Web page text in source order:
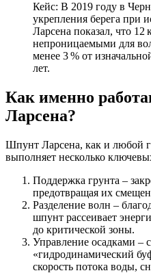
Кейс: В 2019 году в
укрепления берега при
Ларсена показал, что 12
непроницаемыми для
менее 3 % от
лет.
Как именно
Ларсена?
Шпунт Ларсена, как и любой
выполняет несколько
Поддержка грунта –
предотвращая их
Разделение волн –
шпунт рассеивает
до критической зоны.
Управление осадками –
«гидродинамический
скорость потока воды,